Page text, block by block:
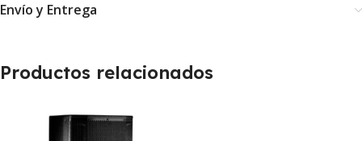
Envío y Entrega
Productos relacionados